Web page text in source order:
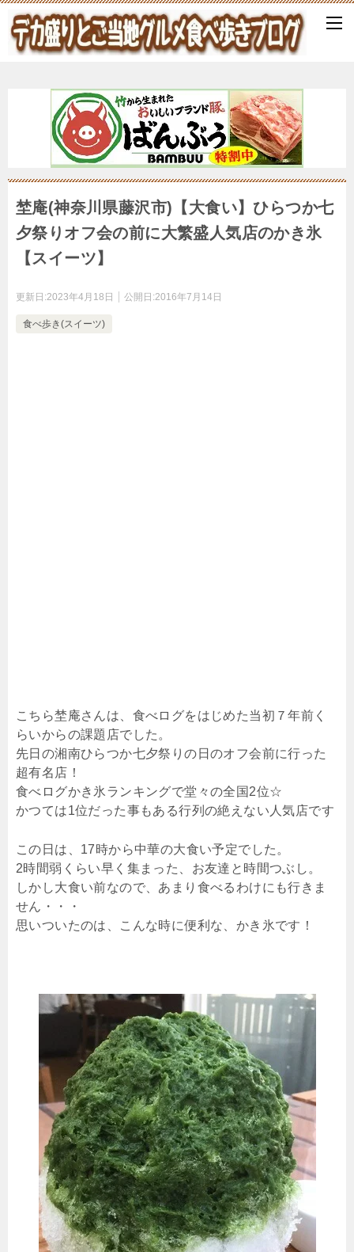
埜庵(神奈川県藤沢市)【大食い】ひらつか七
夕祭りオフ会の前に大繁盛人気店のかき氷
【スイーツ】
更新日:2023年4月18日 公開日:2016年7月14日
食べ歩き(スイーツ)
こちら埜庵さんは、食べログをはじめた当初７年前く
らいからの課題店でした。
先日の湘南ひらつか七夕祭りの日のオフ会前に行った
超有名店！
食べログかき氷ランキングで堂々の全国2位☆
かつては1位だった事もある行列の絶えない人気店です
この日は、17時から中華の大食い予定でした。
2時間弱くらい早く集まった、お友達と時間つぶし。
しかし大食い前なので、あまり食べるわけにも行きま
せん・・・
思いついたのは、こんな時に便利な、かき氷です！